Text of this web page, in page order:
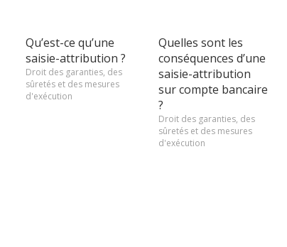
Qu’est-ce qu’une
saisie-attribution ?
Droit des garanties, des
sûretés et des mesures
d'exécution
Quelles sont les
conséquences d’une
saisie-attribution
sur compte bancaire
?
Droit des garanties, des
sûretés et des mesures
d'exécution